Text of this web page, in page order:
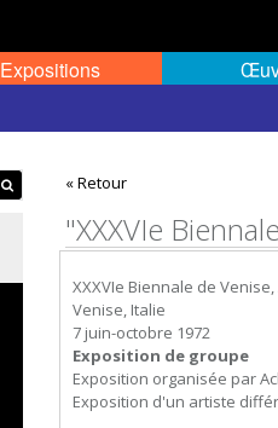
Expositions
« Retour
"XXXVIe
XXXVIe Biennale de
Venise, Italie
7 juin-octobre 1972
Exposition de groupe
Exposition organisée par
Exposition d'un artiste